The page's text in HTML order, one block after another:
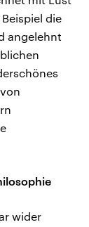
die
angelehnt
wider